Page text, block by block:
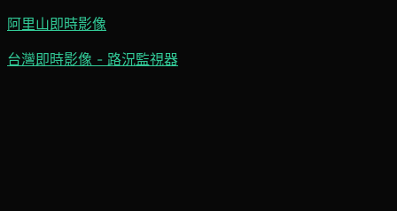
阿里山即時影像
台灣即時影像 - 路況監視器